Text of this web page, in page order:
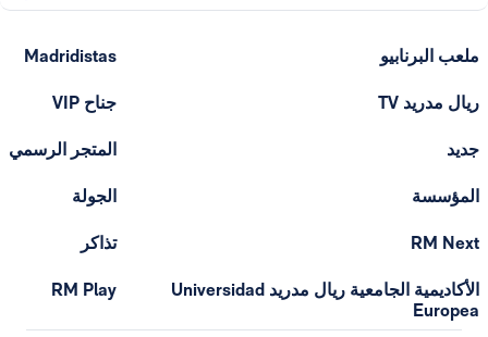
ملعب البرنابيو
ريال مدريد TV
جديد
المؤسسة
RM Next
الأكاديمية الجامعية ريال مدريد Universidad
Europea
Madridistas
جناح VIP
المتجر الرسمي
الجولة
تذاكر
RM Play